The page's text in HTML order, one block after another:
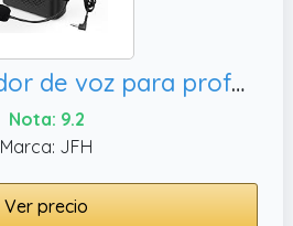
JFH Amplificador de voz para profesores, compatible con reproducción de música
Nota: 9.2
Marca: JFH
Ver precio